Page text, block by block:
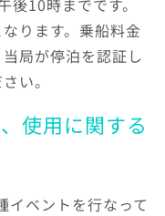
ります。乗船料金
局が停泊を認証し
い。
使用に関する
イベントを行なって